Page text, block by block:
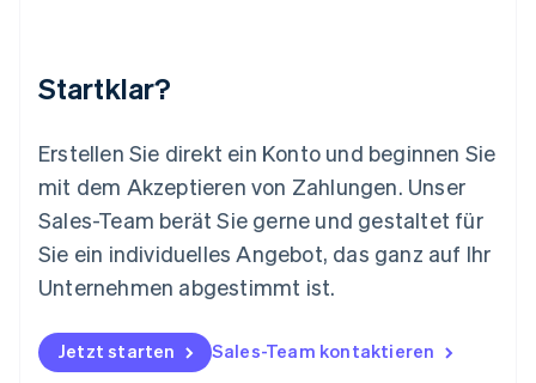
Startklar?
Erstellen Sie direkt ein Konto und beginnen Sie
mit dem Akzeptieren von Zahlungen. Unser
Sales-Team berät Sie gerne und gestaltet für
Sie ein individuelles Angebot, das ganz auf Ihr
Unternehmen abgestimmt ist.
Jetzt starten Sales-Team kontaktieren
English简体中文
English
Mexiko
Español English
Neuseeland
English
NederlandsEnglish
English
Österreich